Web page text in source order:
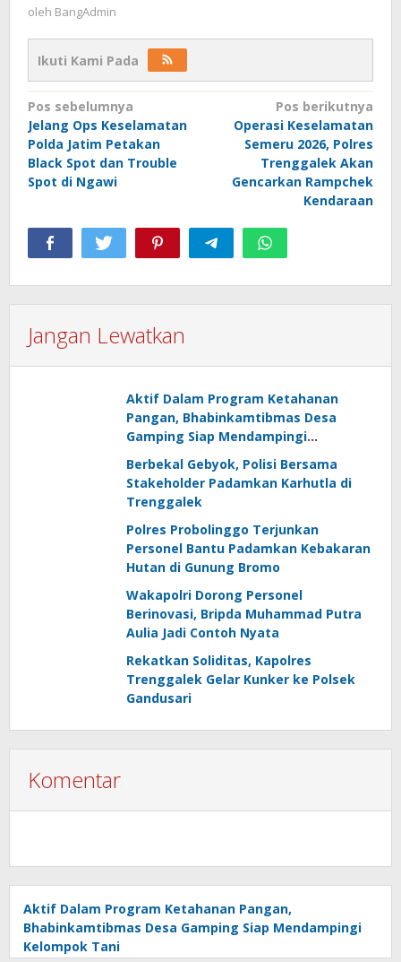
oleh BangAdmin
Ikuti Kami Pada
Navigasi
pos
Pos sebelumnya
Jelang Ops Keselamatan
Polda Jatim Petakan
Black Spot dan Trouble
Spot di Ngawi
Pos berikutnya
Operasi Keselamatan
Semeru 2026, Polres
Trenggalek Akan
Gencarkan Rampchek
Kendaraan
Jangan Lewatkan
Aktif Dalam Program Ketahanan
Pangan, Bhabinkamtibmas Desa
Gamping Siap Mendampingi
Kelompok Tani
Berbekal Gebyok, Polisi Bersama
Stakeholder Padamkan Karhutla di
Trenggalek
Polres Probolinggo Terjunkan
Personel Bantu Padamkan Kebakaran
Hutan di Gunung Bromo
Wakapolri Dorong Personel
Berinovasi, Bripda Muhammad Putra
Aulia Jadi Contoh Nyata
Rekatkan Soliditas, Kapolres
Trenggalek Gelar Kunker ke Polsek
Gandusari
Komentar
Aktif Dalam Program Ketahanan Pangan,
Bhabinkamtibmas Desa Gamping Siap Mendampingi
Kelompok Tani